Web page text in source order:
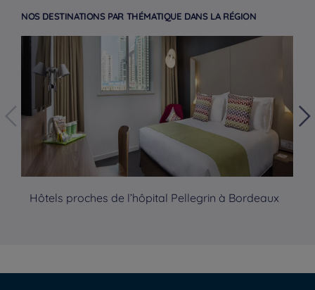
NOS DESTINATIONS PAR THÉMATIQUE DANS LA RÉGION
Hôtels proches de l’hôpital Pellegrin à Bordeaux